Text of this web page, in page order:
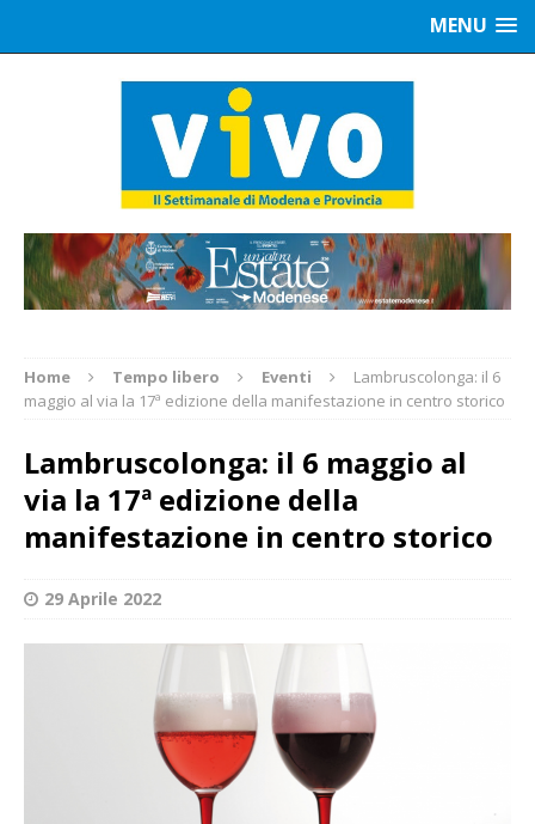
MENU
Home Tempo libero Eventi
Lambruscolonga: il 6
maggio al via la 17ª edizione della manifestazione in centro storico
Lambruscolonga: il 6 maggio al
via la 17ª edizione della
manifestazione in centro storico
29 Aprile 2022